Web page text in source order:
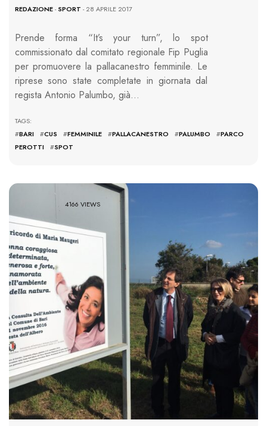
REDAZIONE-SPORT - 28 APRILE 2017
Prende forma “It’s your turn”, lo spot
commissionato dal comitato regionale Fip Puglia
per promuovere la pallacanestro femminile. Le
riprese sono state completate in giornata dal
regista Antonio Palumbo, già…
TAGS:
#BARI #CUS #FEMMINILE #PALLACANESTRO #PALUMBO #PARCO
PEROTTI
#SPOT
4166 VIEWS